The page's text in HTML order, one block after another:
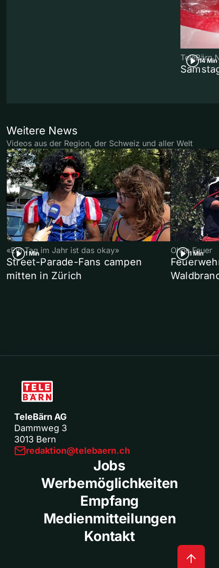
14 Min
TeleBärn
Weitere News
Videos aus der Region, der Schweiz und aller Welt
1 Min
«Ein Tag im Jahr ist das okay»
Street-Parade-Fans campen
mitten in Zürich
1 Min
Ohne Feuer
TeleBärn AG
Dammweg 3
3013 Bern
redaktion@telebaern.ch
Jobs
Werbemöglichkeiten
Empfang
Medienmitteilungen
Kontakt